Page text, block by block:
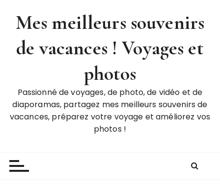
Mes meilleurs souvenirs
de vacances ! Voyages et
photos
Passionné de voyages, de photo, de vidéo et de
diaporamas, partagez mes meilleurs souvenirs de
vacances, préparez votre voyage et améliorez vos
photos !